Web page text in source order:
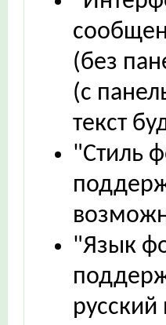
(без
(с
текст
"Стиль
"Язык